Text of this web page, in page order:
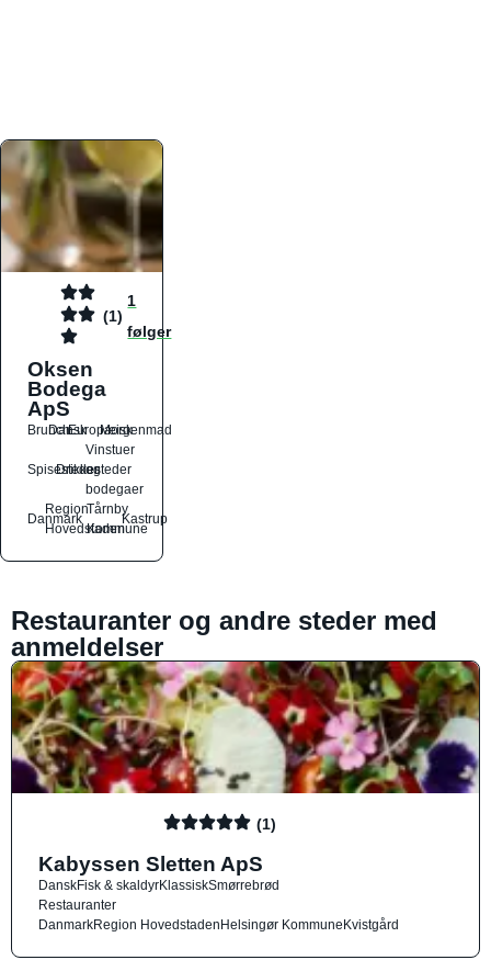
(1)
1
følger
Oksen
Bodega
ApS
Brunch
DanskEuropæiskMorgenmad
Spisesteder
Drikkesteder
Vinstuer
og
bodegaer
Danmark
Region
Hovedstaden
Tårnby
Kommune
Kastrup
Restauranter og andre steder med
anmeldelser
(1)
Kabyssen Sletten ApS
DanskFisk & skaldyrKlassiskSmørrebrød
Restauranter
DanmarkRegion HovedstadenHelsingør KommuneKvistgård